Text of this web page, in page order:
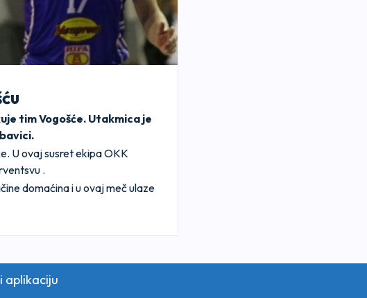
tim Vogošće. Utakmica je
U ovaj susret ekipa OKK
.
domaćina i u ovaj meč ulaze
aplikaciju